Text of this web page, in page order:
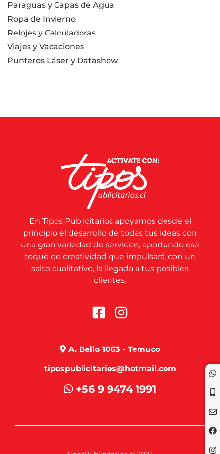
Paraguas y Capas de Agua
Ropa de Invierno
Relojes y Calculadoras
Viajes y Vacaciones
Punteros Láser y Datashow
En Tipos Publicitarios apoyamos desde el
principio el desarrollo de todas tus ideas con
una gran variedad de servicios, aportando ese
toque de creatividad que impulsará, con un
salto cualitativo, la llegada a tus posibles
clientes.
A. Bello 1063 - Temuco
tipospublicitarios@hotmail.com
+56 9 9474 1991